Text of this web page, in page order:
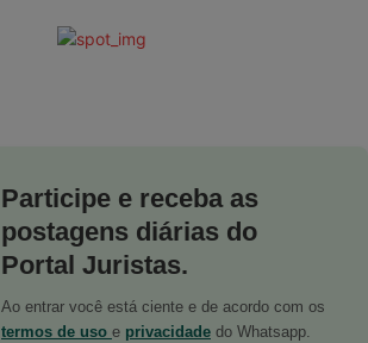
Participe e receba as
postagens diárias do
Portal Juristas.
Ao entrar você está ciente e de acordo com os
termos de uso e privacidade do Whatsapp.